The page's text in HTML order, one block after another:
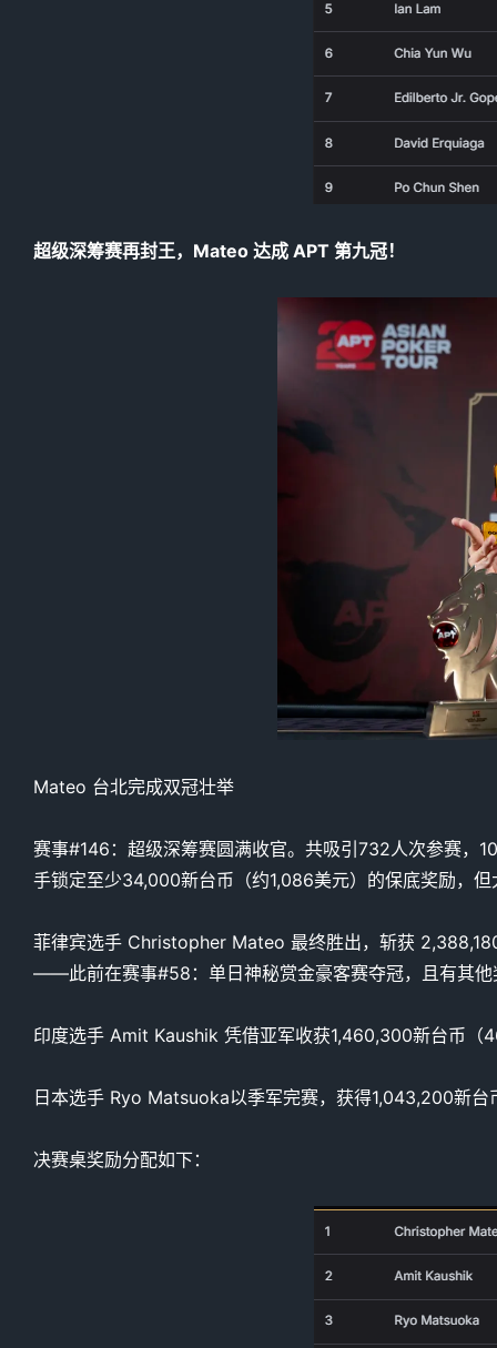
超级深筹赛再封王，Mateo 达成 APT 第九冠！
Mateo 台北完成双冠壮举
赛事#146：超级深筹赛圆满收官。共吸引732人次参赛，
手锁定至少34,000新台币（约1,086美元）的保底奖励，
菲律宾选手 Christopher Mateo 最终胜出，斩获
——此前在赛事#58：单日神秘赏金豪客赛夺冠，且有其
印度选手 Amit Kaushik 凭借亚军收获1,460,300新台币（
日本选手 Ryo Matsuoka以季军完赛，获得1,043,200新
决赛桌奖励分配如下：